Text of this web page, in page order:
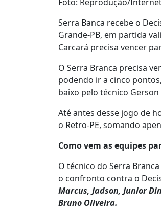
Serra Banca recebe o
Grande-PB, em partida
Carcará precisa vencer
O Serra Branca precisa
podendo ir a cinco
baixo pelo técnico
Até antes desse jogo de
o Retro-PE, somando
Como vem as equipes
O técnico do Serra
o confronto contra o
Marcus, Jadson, Junior
Bruno Oliveira.